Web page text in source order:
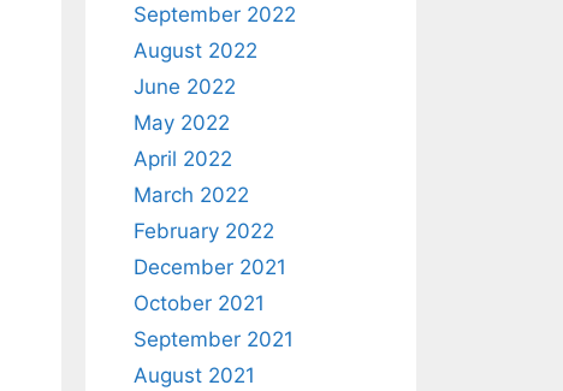
September 2022
August 2022
June 2022
May 2022
April 2022
March 2022
February 2022
December 2021
October 2021
September 2021
August 2021